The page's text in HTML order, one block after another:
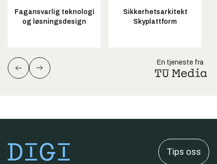
Fagansvarlig teknologi
og løsningsdesign
Sikkerhetsarkitekt
Skyplattform
En tjeneste fra
Tips oss